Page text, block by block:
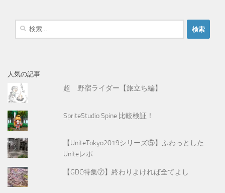
検
人気の記事
超 野宿ライダー【旅立ち編】
SpriteStudio Spine 比較検証！
【UniteTokyo2019シリーズ⑤】ふわっとした
Uniteレポ
【GDC特集⑦】終わりよければ全てよし